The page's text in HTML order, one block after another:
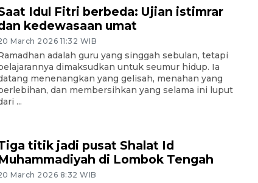
Idul Fitri berbeda: Ujian istimrar
kedewasaan umat
March 2026 11:32 WIB
adalah guru yang singgah sebulan, tetapi
dimaksudkan untuk seumur hidup. Ia
menenangkan yang gelisah, menahan yang
dan membersihkan yang selama ini luput
...
titik jadi pusat Shalat Id
di Lombok Tengah
March 2026 8:32 WIB